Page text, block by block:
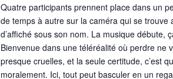
Quatre participants prennent place dans un
de temps à autre sur la caméra qui se trouve
d’affiché sous son nom. La musique débute,
Bienvenue dans une téléréalité où perdre
presque cruelles, et la seule certitude, c’est
moralement. Ici, tout peut basculer en un